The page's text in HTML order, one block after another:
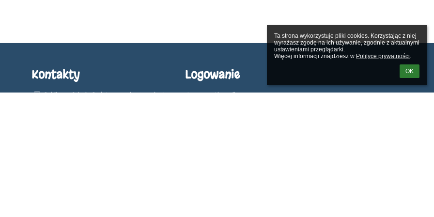
Ta strona wykorzystuje pliki cookies. Korzystając z niej
wyrażasz zgodę na ich używanie, zgodnie z aktualnymi
ustawieniami przeglądarki.
Więcej informacji znajdziesz w Polityce prywatności.
OK
Kontakty
Publiczna Szkoła Podstawowa im. M. Kołsut w
Logowanie
Nazwa użytkownika: